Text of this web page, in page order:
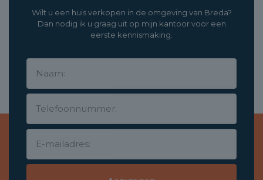
Wilt u een huis verkopen in de omgeving van Breda?
Dan nodig ik u graag uit op mijn kantoor voor een
eerste kennismaking.